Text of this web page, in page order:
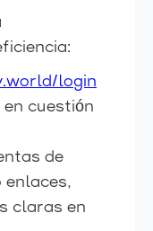
login
cuestión
de
enlaces,
claras en